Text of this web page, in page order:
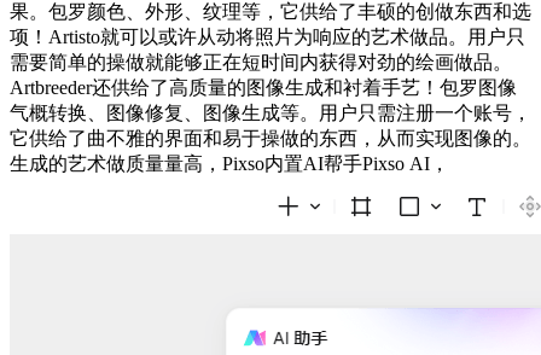
果。包罗颜色、外形、纹理等，它供给了丰硕的创做东西和选
项！Artisto就可以或许从动将照片为响应的艺术做品。用户只
需要简单的操做就能够正在短时间内获得对劲的绘画做品。
Artbreeder还供给了高质量的图像生成和衬着手艺！包罗图像
气概转换、图像修复、图像生成等。用户只需注册一个账号，
它供给了曲不雅的界面和易于操做的东西，从而实现图像的。
生成的艺术做质量量高，Pixso内置AI帮手Pixso AI，